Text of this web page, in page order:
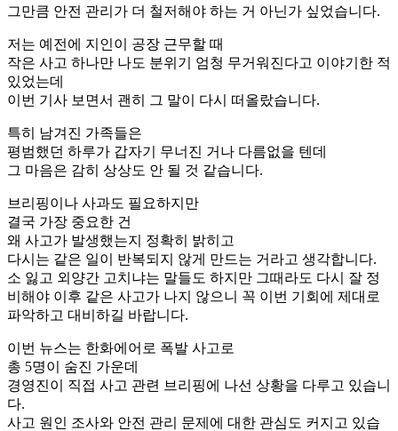
그만큼 안전 관리가 더 철저해야 하는 거 아닌가 싶었습니다.
저는 예전에 지인이 공장 근무할 때
작은 사고 하나만 나도 분위기 엄청 무거워진다고 이야기한 적
있었는데
이번 기사 보면서 괜히 그 말이 다시 떠올랐습니다.
특히 남겨진 가족들은
평범했던 하루가 갑자기 무너진 거나 다름없을 텐데
그 마음은 감히 상상도 안 될 것 같습니다.
브리핑이나 사과도 필요하지만
결국 가장 중요한 건
왜 사고가 발생했는지 정확히 밝히고
다시는 같은 일이 반복되지 않게 만드는 거라고 생각합니다.
소 잃고 외양간 고치냐는 말들도 하지만 그때라도 다시 잘 정
비해야 이후 같은 사고가 나지 않으니 꼭 이번 기회에 제대로
파악하고 대비하길 바랍니다.
이번 뉴스는 한화에어로 폭발 사고로
총 5명이 숨진 가운데
경영진이 직접 사고 관련 브리핑에 나선 상황을 다루고 있습니
다.
사고 원인 조사와 안전 관리 문제에 대한 관심도 커지고 있습